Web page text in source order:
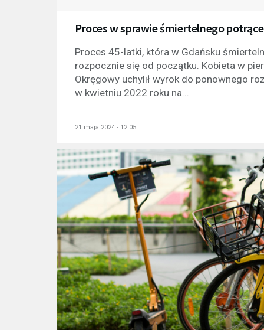
Proces w sprawie śmiertelnego
Proces 45-latki, która w Gdańsku
rozpocznie się od początku. Kobieta w
Okręgowy uchylił wyrok do ponownego
w kwietniu 2022 roku na...
21 maja 2024 - 12:05